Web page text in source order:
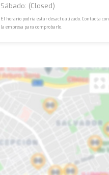
Sábado: (closed)
El horario podría estar desactualizado. Contacta con
la empresa para comprobarlo.